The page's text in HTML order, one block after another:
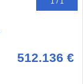
512.136 €